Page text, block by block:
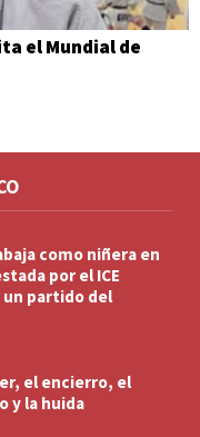
el Mundial de
como niñera en
por el ICE
un partido del
el encierro, el
y la huida